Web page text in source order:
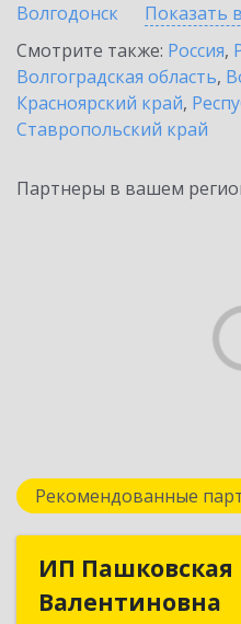
Волгодонск
Показать
Смотрите также: Россия,
Волгоградская область,
Красноярский край,
Ставропольский край
Партнеры в вашем
Рекомендованные
ИП
Валентиновна
ИП